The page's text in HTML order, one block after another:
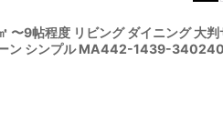
〜9帖程度 リビング ダイニング 大
ーン シンプル MA442-1439-